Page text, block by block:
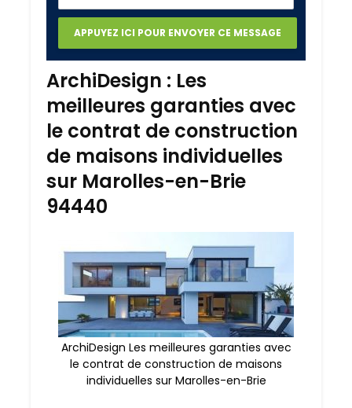
ArchiDesign : Les
meilleures garanties avec
le contrat de construction
de maisons individuelles
sur Marolles-en-Brie
94440
ArchiDesign Les meilleures garanties avec
le contrat de construction de maisons
individuelles sur Marolles-en-Brie